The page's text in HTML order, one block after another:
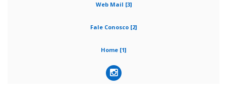
Web Mail [3]
Fale Conosco [2]
Home [1]